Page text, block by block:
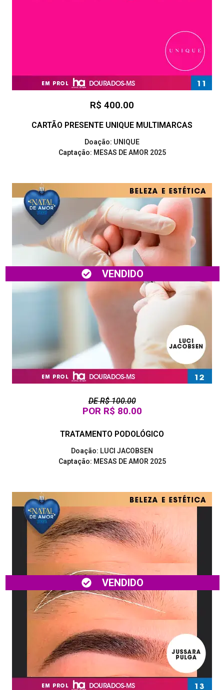
R$ 400.00
CARTÃO PRESENTE UNIQUE MULTIMARCAS
Doação: UNIQUE
Captação: MESAS DE AMOR 2025
DE R$ 100.00
POR R$ 80.00
VENDIDO
TRATAMENTO PODOLÓGICO
Doação: LUCI JACOBSEN
Captação: MESAS DE AMOR 2025
VENDIDO